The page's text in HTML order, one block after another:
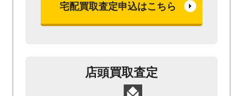
宅配買取査定申込はこちら
店頭買取査定